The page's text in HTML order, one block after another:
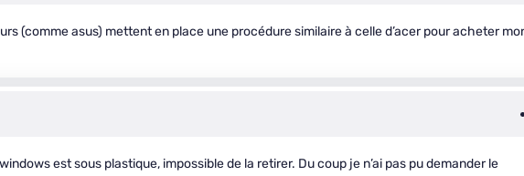
(comme asus) mettent en place une procédure similaire à celle d’acer pour acheter
est sous plastique, impossible de la retirer. Du coup je n’ai pas pu demander le